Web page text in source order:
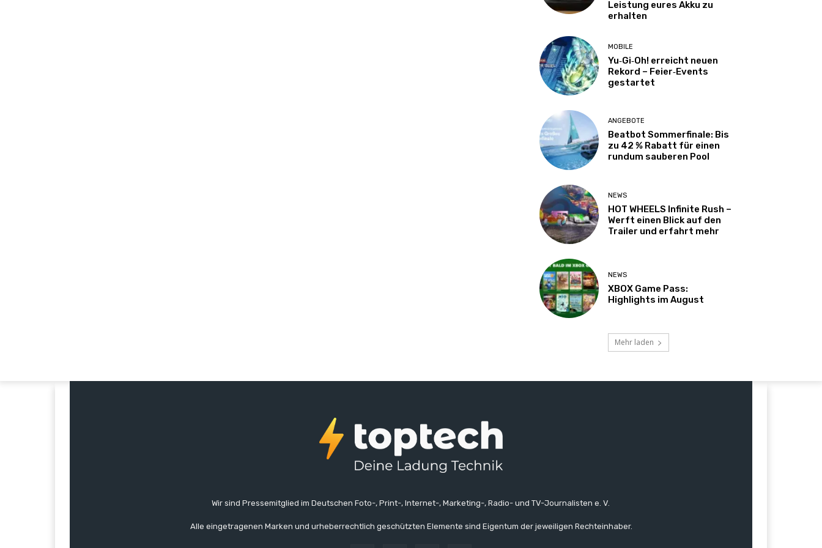
Leistung eures Akku zu
erhalten
MOBILE
Yu‑Gi‑Oh! erreicht neuen
Rekord – Feier‑Events
gestartet
ANGEBOTE
Beatbot Sommerfinale: Bis
zu 42 % Rabatt für einen
rundum sauberen Pool
NEWS
HOT WHEELS Infinite Rush –
Werft einen Blick auf den
Trailer und erfahrt mehr
NEWS
XBOX Game Pass:
Highlights im August
Mehr laden
Wir sind Pressemitglied im Deutschen Foto-, Print-, Internet-, Marketing-, Radio- und TV-Journalisten e. V.
Alle eingetragenen Marken und urheberrechtlich geschützten Elemente sind Eigentum der jeweiligen Rechteinhaber.